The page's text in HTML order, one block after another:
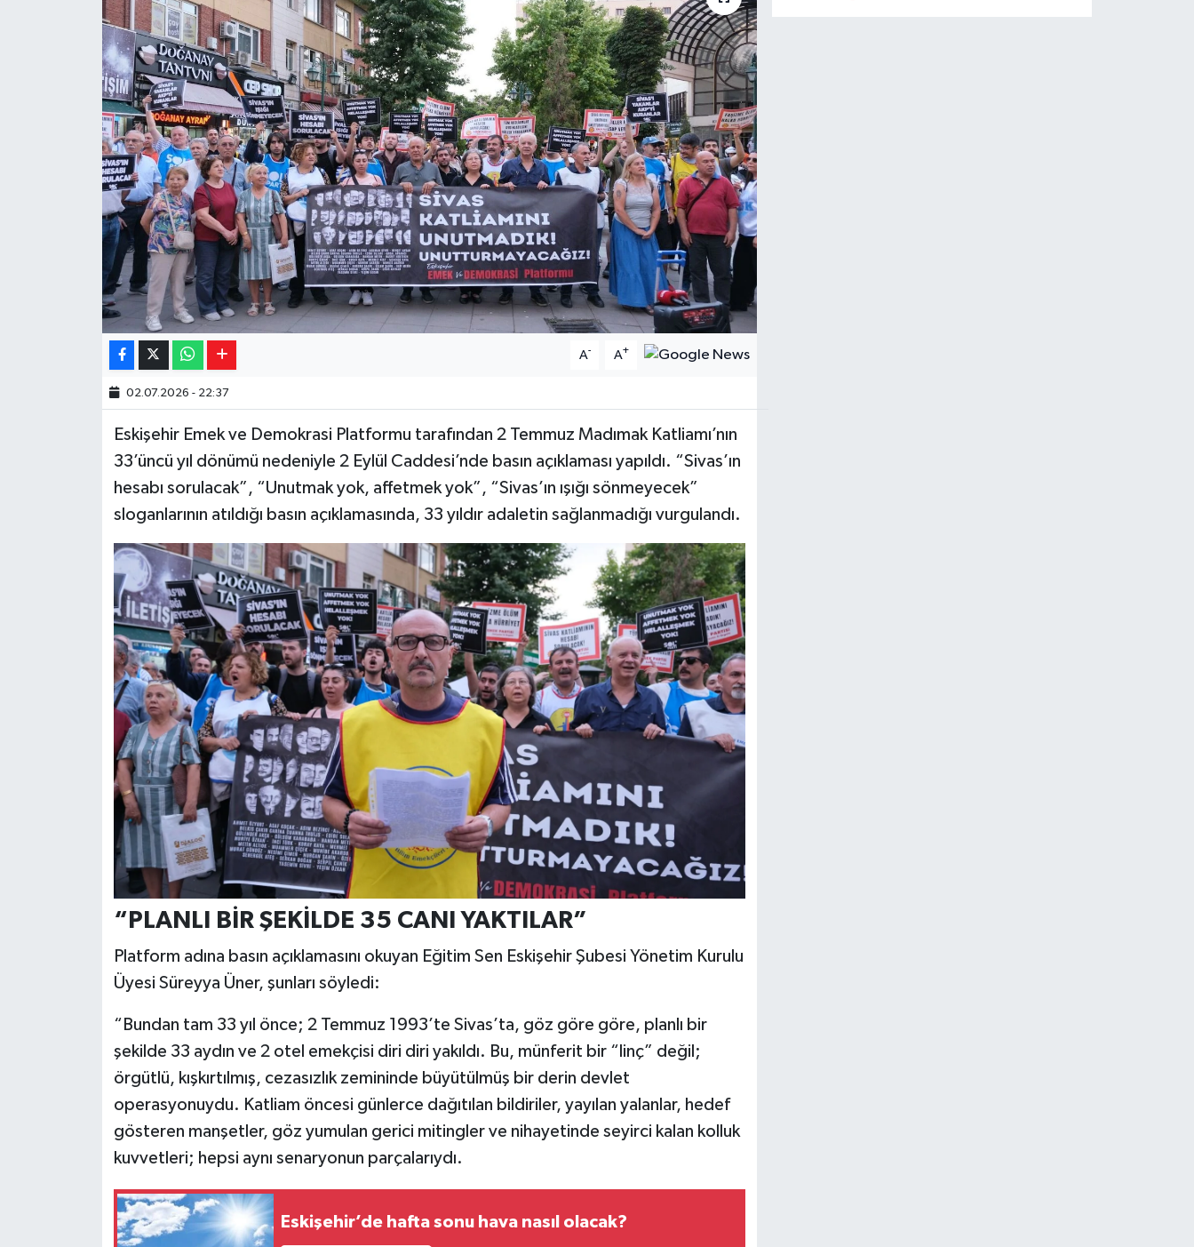
A- A+
02.07.2026 - 22:37
Eskişehir Emek ve Demokrasi Platformu tarafından 2 Temmuz Madımak Katliamı’nın
33’üncü yıl dönümü nedeniyle 2 Eylül Caddesi’nde basın açıklaması yapıldı. “Sivas’ın
hesabı sorulacak”, “Unutmak yok, affetmek yok”, “Sivas’ın ışığı sönmeyecek”
sloganlarının atıldığı basın açıklamasında, 33 yıldır adaletin sağlanmadığı vurgulandı.
“PLANLI BİR ŞEKİLDE 35 CANI YAKTILAR”
Platform adına basın açıklamasını okuyan Eğitim Sen Eskişehir Şubesi Yönetim Kurulu
Üyesi Süreyya Üner, şunları söyledi:
“Bundan tam 33 yıl önce; 2 Temmuz 1993’te Sivas’ta, göz göre göre, planlı bir
şekilde 33 aydın ve 2 otel emekçisi diri diri yakıldı. Bu, münferit bir “linç” değil;
örgütlü, kışkırtılmış, cezasızlık zemininde büyütülmüş bir derin devlet
operasyonuydu. Katliam öncesi günlerce dağıtılan bildiriler, yayılan yalanlar, hedef
gösteren manşetler, göz yumulan gerici mitingler ve nihayetinde seyirci kalan kolluk
kuvvetleri; hepsi aynı senaryonun parçalarıydı.
Eskişehir’de hafta sonu hava nasıl olacak?
Resmi ilanlar